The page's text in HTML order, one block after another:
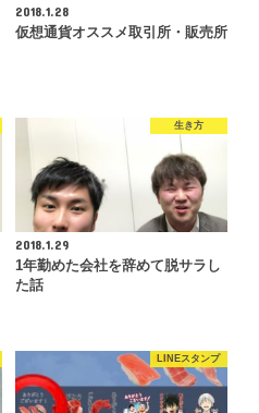
2018.1.28
仮想通貨オススメ取引所・販売所
生き方
2018.1.29
1年勤めた会社を辞めて脱サラし
た話
LINEスタンプ